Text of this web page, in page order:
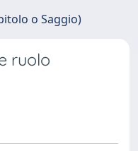
o Saggio)
ruolo